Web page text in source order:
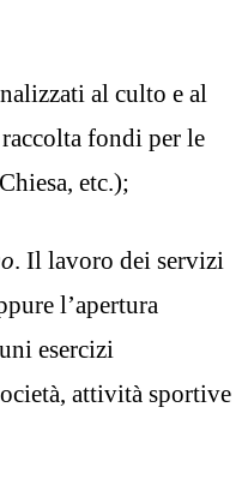
al culto e al
fondi per le
etc.);
. Il lavoro dei servizi
l’apertura
esercizi
attività sportive